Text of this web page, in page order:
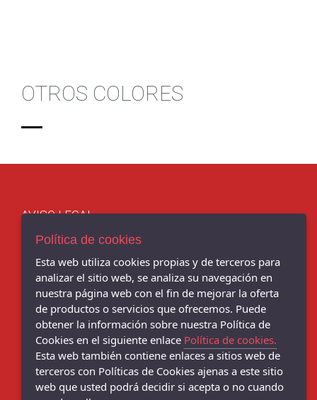
OTROS COLORES
AVISO LEGAL
POLÍTICA DE COOKIES
ENVÍOS Y DEVOLUCIONES
POLÍTICA DE PRIVACIDAD
Chema Sport - C/ BENITO CORBAL, 14, PONTEVEDRA - 36001
986 103 397
Chema Sneakers - C/ DANIEL DE LA SOTA, 9, - 36001 (Pontevedra)
Política de cookies
Esta web utiliza cookies propias y de terceros para
analizar el sitio web, se analiza su navegación en
nuestra página web con el fin de mejorar la oferta
de productos o servicios que ofrecemos. Puede
obtener la información sobre nuestra Política de
Cookies en el siguiente enlace Política de cookies.
Esta web también contiene enlaces a sitios web de
terceros con Políticas de Cookies ajenas a este sitio
web que usted podrá decidir si acepta o no cuando